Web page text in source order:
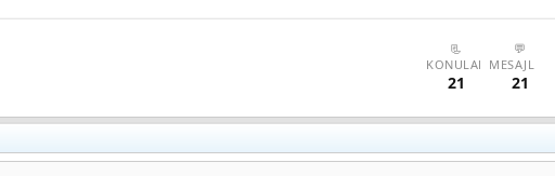
📃
KONULAR
21
💬
MESAJLAR
21